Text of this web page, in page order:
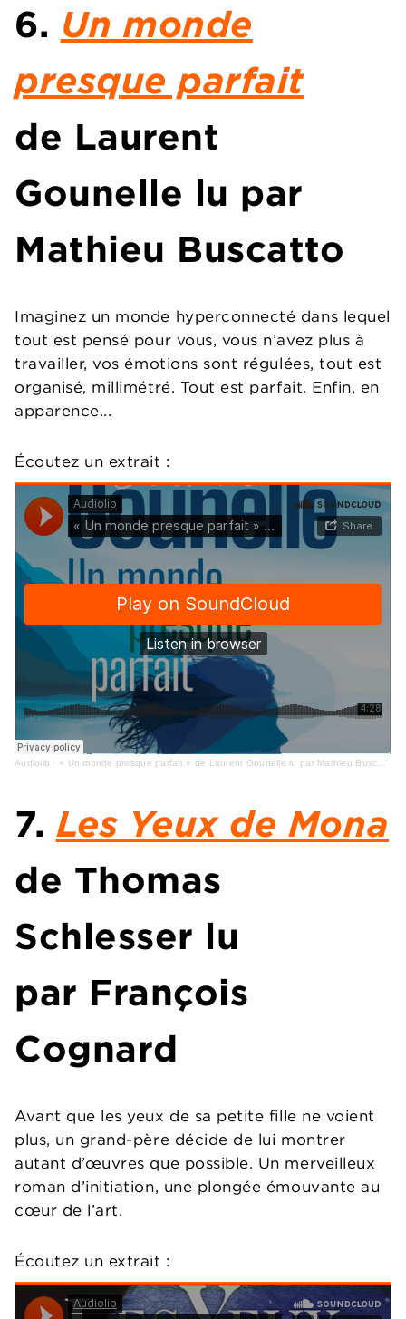
6. Un monde
presque parfait
de Laurent
Gounelle lu par
Mathieu Buscatto
Imaginez un monde hyperconnecté dans lequel
tout est pensé pour vous, vous n’avez plus à
travailler, vos émotions sont régulées, tout est
organisé, millimétré. Tout est parfait. Enfin, en
apparence...
Écoutez un extrait :
Audiolib · « Un monde presque parfait » de Laurent Gounelle lu par Mathieu Buscatto
7. Les Yeux de Mona
de Thomas
Schlesser lu
par François
Cognard
Avant que les yeux de sa petite fille ne voient
plus, un grand-père décide de lui montrer
autant d’œuvres que possible. Un merveilleux
roman d’initiation, une plongée émouvante au
cœur de l’art.
Écoutez un extrait :